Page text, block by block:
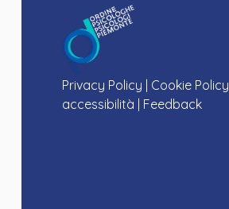
Privacy Policy Cookie Policy
accessibilità
Feedback